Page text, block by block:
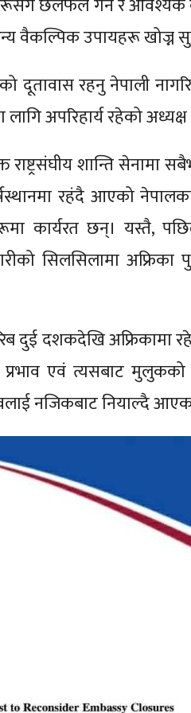
छलफल गर्न र
वैकल्पिक उपायहरू खोज्न
दूतावास रहनु नेपाली
अपरिहार्य रहेको
शान्ति सेनामा
रहंदै आएको
कार्यरत छन्। यस्तै,
सिलसिलामा
दुई दशकदेखि अफ्रिकामा
एवं त्यसबाट मुलुकको
नजिकबाट नियाल्दै